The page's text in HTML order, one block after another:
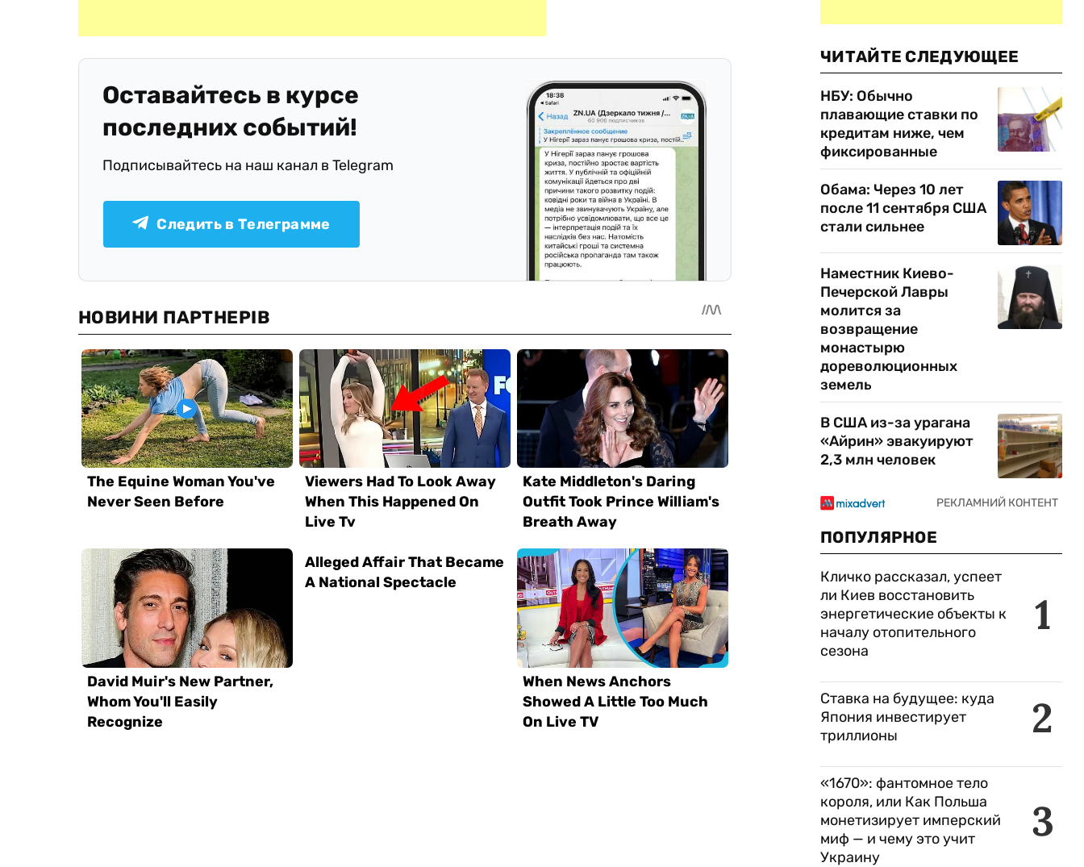
Оставайтесь в курсе
последних событий!
Подписывайтесь на наш канал в Telegram
Следить в Телеграмме
ЧИТАЙТЕ СЛЕДУЮЩЕЕ
НБУ: Обычно
плавающие ставки по
кредитам ниже, чем
фиксированные
Обама: Через 10 лет
после 11 сентября США
стали сильнее
Наместник Киево-
Печерской Лавры
молится за
возвращение
монастырю
дореволюционных
земель
В США из-за урагана
«Айрин» эвакуируют
2,3 млн человек
ПОПУЛЯРНОЕ
1
Кличко рассказал, успеет
ли Киев восстановить
энергетические объекты к
началу отопительного
сезона
2
Ставка на будущее: куда
Япония инвестирует
триллионы
3
«1670»: фантомное тело
короля, или Как Польша
монетизирует имперский
миф — и чему это учит
Украину